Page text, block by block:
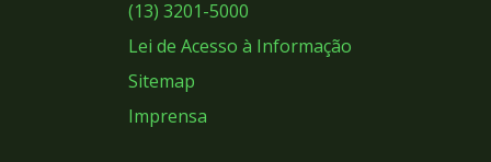
(13) 3201-5000
Lei de Acesso à Informação
Sitemap
Imprensa